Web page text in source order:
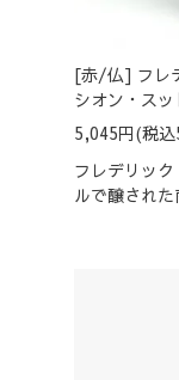
[赤/仏] フレ
シオン・ス
5,045円(税
フレデリッ
ルで醸され